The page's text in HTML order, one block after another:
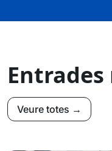
Veure totes →